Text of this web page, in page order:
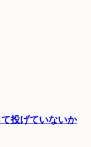
投げていないか